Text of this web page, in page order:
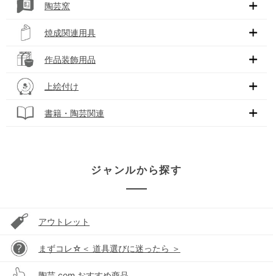
陶芸窯
焼成関連用具
作品装飾用品
上絵付け
書籍・陶芸関連
ジャンルから探す
アウトレット
まずコレ☆＜ 道具選びに迷ったら ＞